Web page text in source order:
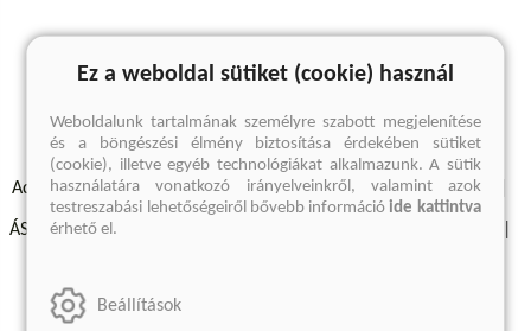
A keresett kifejezésre nincs találat
Adatvédelmi szabályzatok Elállási felmondási nyilatkozat
ÁSZF - Vásárlási feltételek
Szállítási információk
Ez a weboldal sütiket (cookie) használ
Weboldalunk tartalmának személyre szabott megjelenítése
és a böngészési élmény biztosítása érdekében sütiket
(cookie), illetve egyéb technológiákat alkalmazunk. A sütik
használatára vonatkozó irányelveinkről, valamint azok
testreszabási lehetőségeiről bővebb információide kattintva
érhető el.
Beállítások